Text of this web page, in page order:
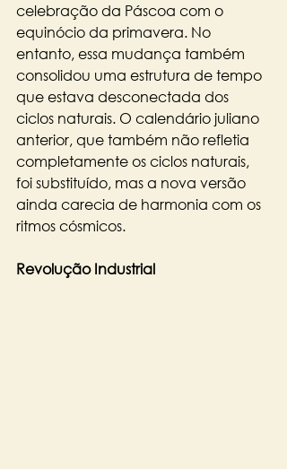
celebração da Páscoa com o
equinócio da primavera. No
entanto, essa mudança também
consolidou uma estrutura de tempo
que estava desconectada dos
ciclos naturais. O calendário juliano
anterior, que também não refletia
completamente os ciclos naturais,
foi substituído, mas a nova versão
ainda carecia de harmonia com os
ritmos cósmicos.
Revolução Industrial